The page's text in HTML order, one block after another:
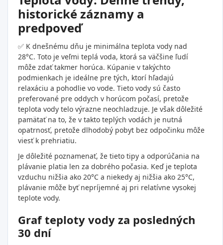
historické záznamy a
predpoveď
✅ K dnešnému dňu je minimálna teplota vody nad
28°C. Toto je veľmi teplá voda, ktorá sa väčšine ľudí
môže zdať takmer horúca. Kúpanie v takýchto
podmienkach je ideálne pre tých, ktorí hľadajú
relaxáciu a pohodlie vo vode. Tieto vody sú často
preferované pre oddych v horúcom počasí, pretože
teplota vody telo výrazne neochladzuje. Je však dôležité
pamätať na to, že v takto teplých vodách je nutná
opatrnosť, pretože dlhodobý pobyt bez odpočinku môže
viesť k prehriatiu.
Je dôležité poznamenať, že tieto tipy a odporúčania na
plávanie platia len za dobrého počasia. Keď je teplota
vzduchu nižšia ako 20°C a niekedy aj nižšia ako 25°C,
plávanie môže byť nepríjemné aj pri relatívne vysokej
teplote vody.
Graf teploty vody za posledných
30 dní